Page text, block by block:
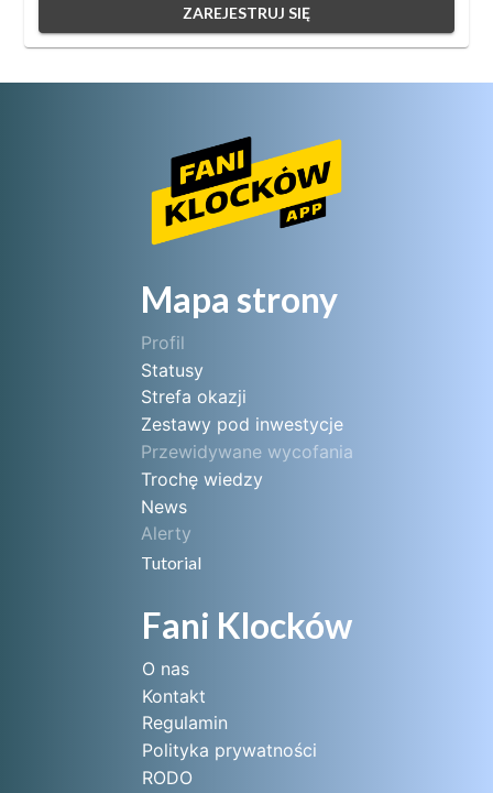
ZAREJESTRUJ SIĘ
Mapa strony
Profil
Statusy
Strefa okazji
Zestawy pod inwestycje
Przewidywane wycofania
Trochę wiedzy
News
Alerty
Tutorial
Fani Klocków
O nas
Kontakt
Regulamin
Polityka prywatności
RODO